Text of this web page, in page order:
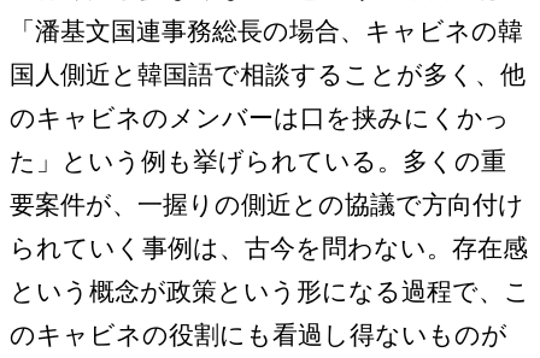
「潘基文国連事務総長の場合、キャビネの韓
国人側近と韓国語で相談することが多く、他
のキャビネのメンバーは口を挟みにくかっ
た」という例も挙げられている。多くの重
要案件が、一握りの側近との協議で方向付け
られていく事例は、古今を問わない。存在感
という概念が政策という形になる過程で、こ
のキャビネの役割にも看過し得ないものが